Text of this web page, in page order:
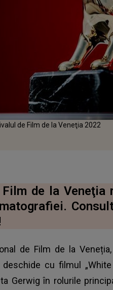
de Film de la Veneţia 2022
de la
de Film de la
cu filmul
Gerwig în rolurile